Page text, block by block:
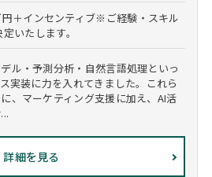
＋インセンティブ※ご経験・スキル
いたします。
ル・予測分析・自然言語処理といっ
実装に力を入れてきました。これら
、マーケティング支援に加え、AI活
詳細を見る